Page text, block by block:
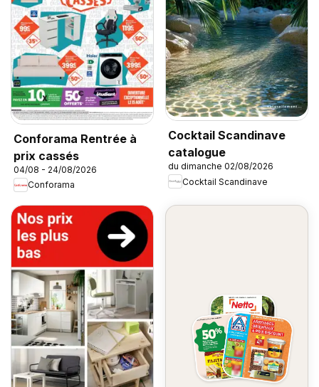
Conforama Rentrée à
prix cassés
04/08 - 24/08/2026
Conforama
Cocktail Scandinave
catalogue
du dimanche 02/08/2026
Cocktail Scandinave